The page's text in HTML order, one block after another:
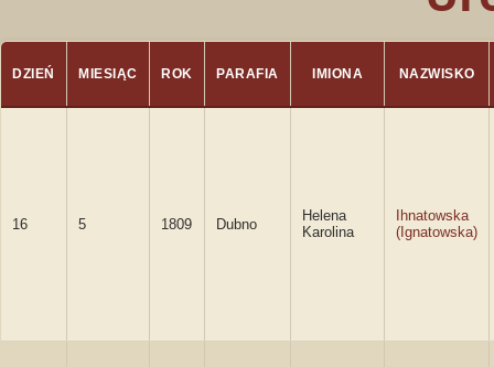
DZIEŃ MIESIĄC ROK PARAFIA IMIONA NAZWISKO
16 5 1809 Dubno
Helena
Karolina
Ihnatowska
(Ignatowska)